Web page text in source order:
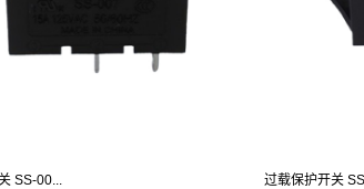
SS-00...
过载保护开关